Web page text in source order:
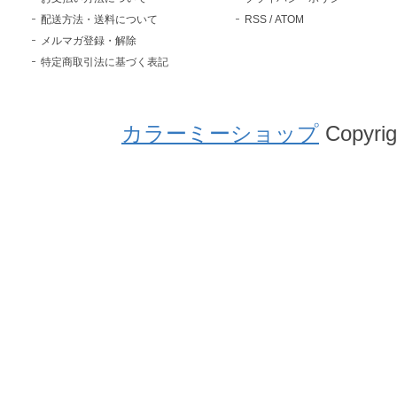
配送方法・送料について
メルマガ登録・解除
特定商取引法に基づく表記
RSS /ATOM
カラーミーショップ